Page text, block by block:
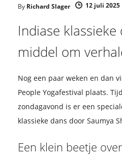
By Richard Slager 12 juli 2025
Indiase klassieke
middel om
Nog een paar weken en dan
People Yogafestival plaats.
zondagavond is er een
klassieke dans door Saumya
Een klein beetje